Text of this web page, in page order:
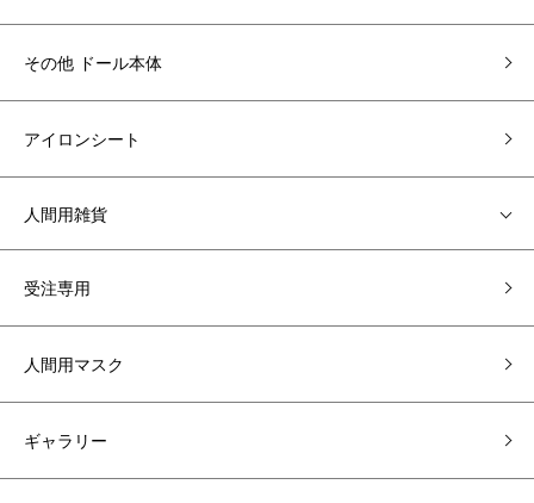
その他 ドール本体
アイロンシート
人間用雑貨
受注専用
人間用マスク
ギャラリー